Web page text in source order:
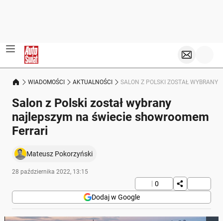
WIADOMOŚCI AKTUALNOŚCI SALON Z POLSKI ZOSTAŁ WYBRANY
Salon z Polski został wybrany
najlepszym na świecie showroomem
Ferrari
Mateusz Pokorzyński
28 października 2022, 13:15
0
Dodaj w Google